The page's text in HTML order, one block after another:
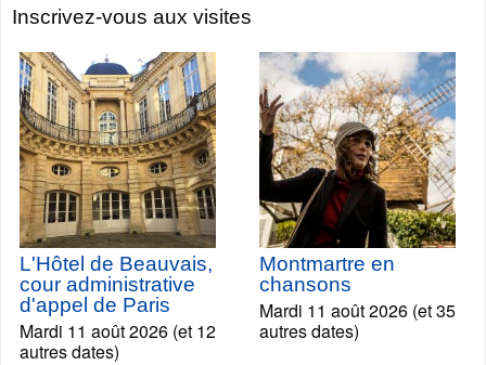
Inscrivez-vous aux visites
L'Hôtel de Beauvais,
cour administrative
d'appel de Paris
Mardi 11 août 2026 (et 12
autres dates)
Montmartre en
chansons
Mardi 11 août 2026 (et 35
autres dates)